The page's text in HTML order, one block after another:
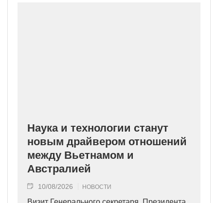
Наука и технологии станут
новым драйвером отношений
между Вьетнамом и
Австралией
10/08/2026 НОВОСТИ